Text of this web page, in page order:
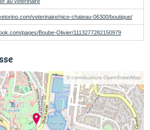
veterinaire/nice-chateau-06300/boutique/
pages/Boube-Olivier/1113277282150979
© contributeurs OpenStreetMap